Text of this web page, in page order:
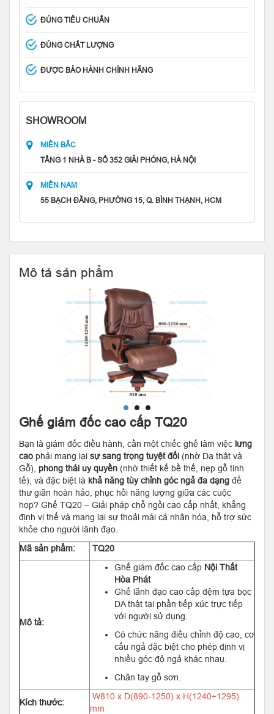
ĐÚNG TIÊU CHUẨN
ĐÚNG CHẤT LƯỢNG
ĐƯỢC BẢO HÀNH CHÍNH HÃNG
SHOWROOM
MIỀN BẮC
TẦNG 1 NHÀ B - SỐ 352 GIẢI PHÓNG, HÀ NỘI
MIỀN NAM
55 BẠCH ĐẰNG, PHƯỜNG 15, Q. BÌNH THẠNH, HCM
Mô tả sản phẩm
Ghế giám đốc cao cấp TQ20
Bạn là giám đốc điều hành, cần một chiếc ghế làm việc lưng
cao phải mang lại sự sang trọng tuyệt đối (nhờ Da thật và
Gỗ), phong thái uy quyền (nhờ thiết kế bề thế, nẹp gỗ tinh
tế), và đặc biệt là khả năng tùy chỉnh góc ngả đa dạng để
thư giãn hoàn hảo, phục hồi năng lượng giữa các cuộc
họp? Ghế TQ20 – Giải pháp chỗ ngồi cao cấp nhất, khẳng
định vị thế và mang lại sự thoải mái cá nhân hóa, hỗ trợ sức
khỏe cho người lãnh đạo.
Mã sản phẩm:
TQ20
Mô tả:
Ghế giám đốc cao cấp Nội Thất
Hòa Phát
Ghế lãnh đạo cao cấp đệm tựa bọc
DA thật tại phần tiếp xúc trực tiếp
với người sử dụng.
Có chức năng điều chỉnh độ cao, cơ
cấu ngả đặc biệt cho phép định vị
nhiều góc độ ngả khác nhau.
Chân tay gỗ sơn.
Kích thước:
W810 x D(890-1250) x H(1240÷1295)
mm